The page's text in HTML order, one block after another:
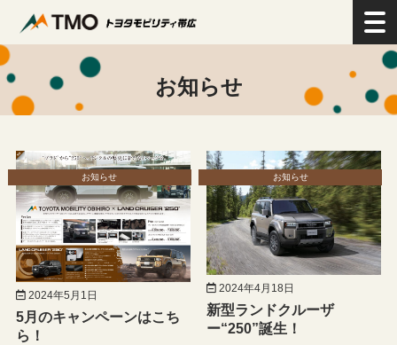
>お知らせ／ブログ>お知らせ
お知らせ
お知らせ
2024年5月1日
5月のキャンペーンはこち
ら！
お知らせ
2024年4月18日
新型ランドクルーザ
ー“250”誕生！